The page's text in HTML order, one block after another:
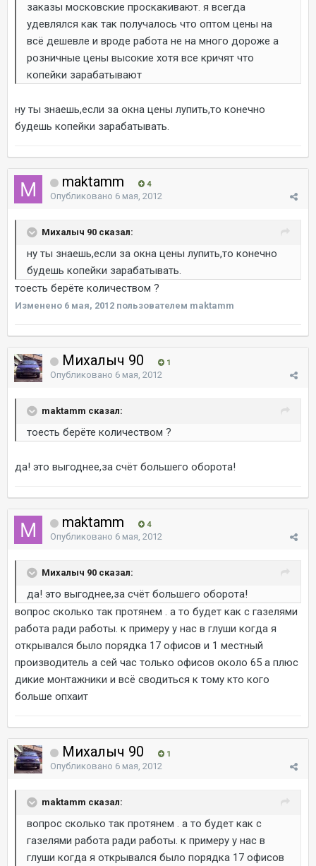
заказы московские проскакивают. я всегда
удевлялся как так получалось что оптом цены на
всё дешевле и вроде работа не на много дороже а
розничные цены высокие хотя все кричят что
копейки зарабатывают
ну ты знаешь,если за окна цены лупить,то конечно
будешь копейки зарабатывать.
maktamm 4
Опубликовано 6 мая, 2012
Михалыч 90 сказал:
ну ты знаешь,если за окна цены лупить,то конечно
будешь копейки зарабатывать.
тоесть берёте количеством ?
Изменено 6 мая, 2012 пользователем maktamm
Михалыч 90 1
Опубликовано 6 мая, 2012
maktamm сказал:
тоесть берёте количеством ?
да! это выгоднее,за счёт большего оборота!
maktamm 4
Опубликовано 6 мая, 2012
Михалыч 90 сказал:
да! это выгоднее,за счёт большего оборота!
вопрос сколько так протянем . а то будет как с газелями
работа ради работы. к примеру у нас в глуши когда я
открывался было порядка 17 офисов и 1 местный
производитель а сей час только офисов около 65 а плюс
дикие монтажники и всё сводиться к тому кто кого
больше опхаит
Михалыч 90 1
Опубликовано 6 мая, 2012
maktamm сказал:
вопрос сколько так протянем . а то будет как с
газелями работа ради работы. к примеру у нас в
глуши когда я открывался было порядка 17 офисов